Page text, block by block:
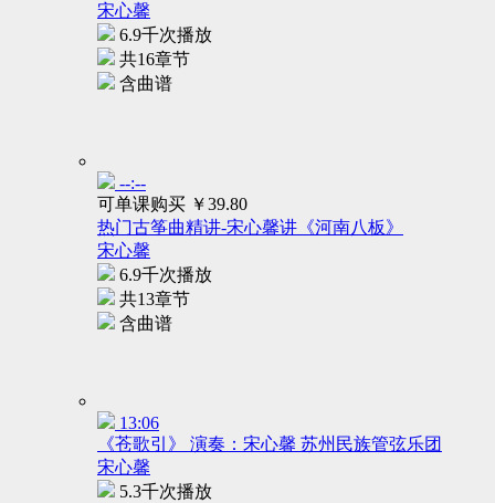
宋心馨
6.9千次播放
共16章节
含曲谱
--:--
可单课购买 ￥39.80
热门古筝曲精讲-宋心馨讲《河南八板》
宋心馨
6.9千次播放
共13章节
含曲谱
13:06
《苍歌引》 演奏：宋心馨 苏州民族管弦乐团
宋心馨
5.3千次播放